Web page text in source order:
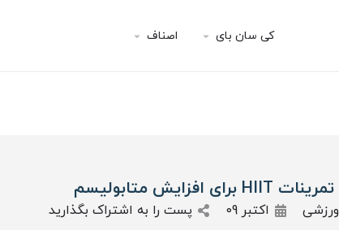
کی سان بای اصناف
تمرینات HIIT برای افزایش متابولیسم
ورزشی اکتبر 09 پست را به اشتراک بگذارید